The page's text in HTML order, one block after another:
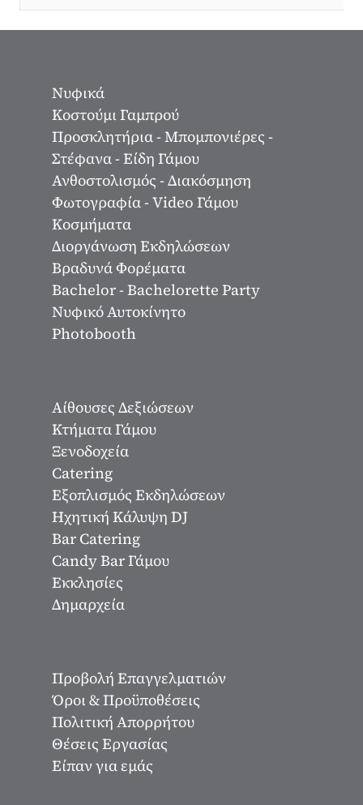
Νυφικά
Κοστούμι Γαμπρού
Προσκλητήρια - Μπομπονιέρες -
Στέφανα - Είδη Γάμου
Ανθοστολισμός - Διακόσμηση
Φωτογραφία - Video Γάμου
Κοσμήματα
Διοργάνωση Εκδηλώσεων
Βραδυνά Φορέματα
Bachelor - Bachelorette Party
Νυφικό Αυτοκίνητο
Photobooth
Αίθουσες Δεξιώσεων
Κτήματα Γάμου
Ξενοδοχεία
Catering
Εξοπλισμός Εκδηλώσεων
Ηχητική Κάλυψη DJ
Bar Catering
Candy Bar Γάμου
Εκκλησίες
Δημαρχεία
Προβολή Επαγγελματιών
Όροι & Προϋποθέσεις
Πολιτική Απορρήτου
Θέσεις Εργασίας
Είπαν για εμάς